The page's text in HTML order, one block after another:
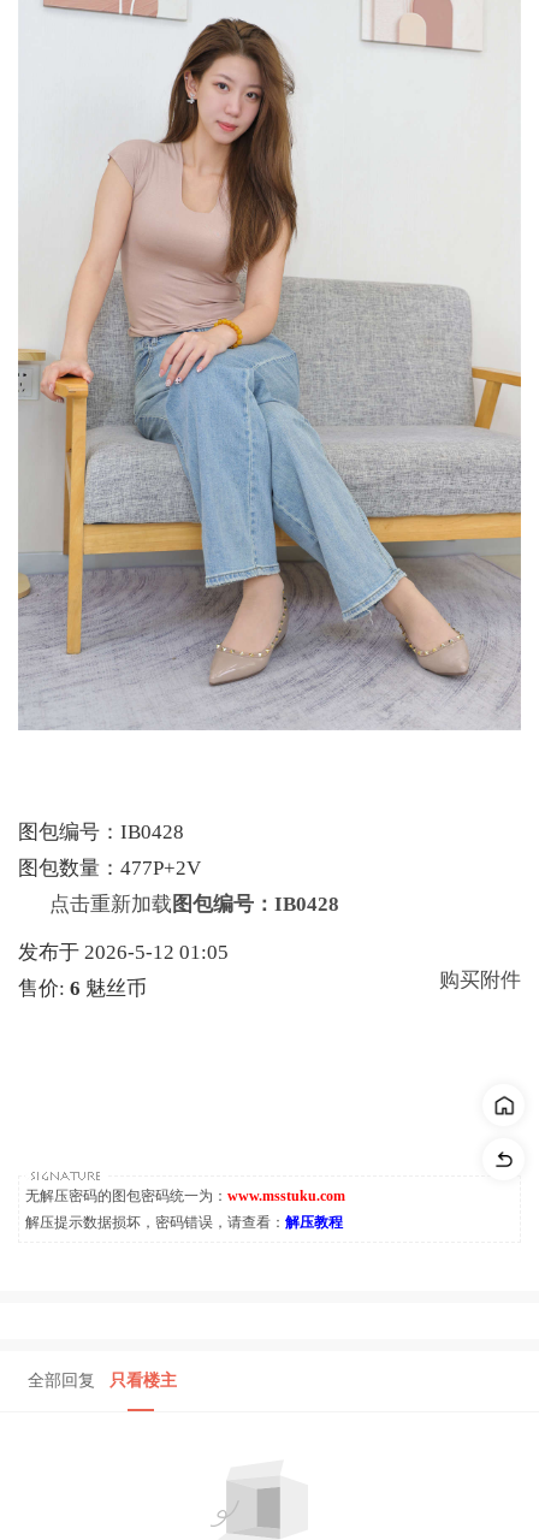
图包编号：IB0428
图包数量：477P+2V
点击重新加载 图包编号：IB0428
发布于 2026-5-12 01:05
售价: 6 魅丝币 购买附件
无解压密码的图包密码统一为： www.msstuku.com
解压提示数据损坏，密码错误，请查看： 解压教程
全部回复 只看楼主